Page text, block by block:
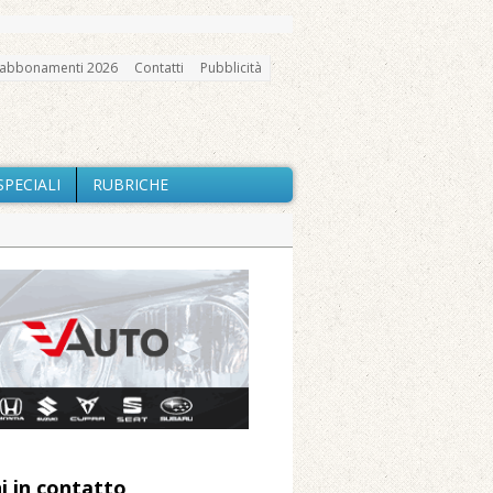
2026 Contatti Pubblicità
RUBRICHE
estrema e gli incendi
dell’acqua
e chiusi tutti i sentieri
Barone